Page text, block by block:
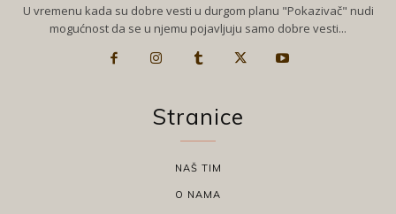
U vremenu kada su dobre vesti u durgom planu "Pokazivač" nudi
mogućnost da se u njemu pojavljuju samo dobre vesti...
Stranice
NAŠ TIM
O NAMA